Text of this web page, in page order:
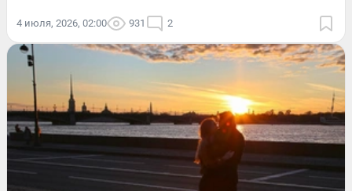
4 июля, 2026, 02:00 931 2